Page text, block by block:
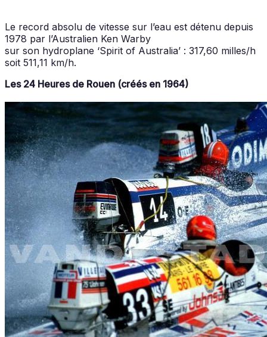
Le record absolu de vitesse sur l’eau est détenu depuis
1978 par l’Australien Ken Warby
sur son hydroplane ‘Spirit of Australia’ : 317,60 milles/h
soit 511,11 km/h.
Les 24 Heures de Rouen (créés en 1964)